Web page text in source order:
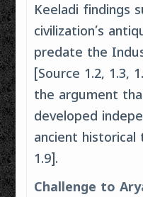
Keeladi findings
civilization’s
predate the
[Source 1.2, 1.3,
the argument
developed
ancient historical
1.9].
Challenge to